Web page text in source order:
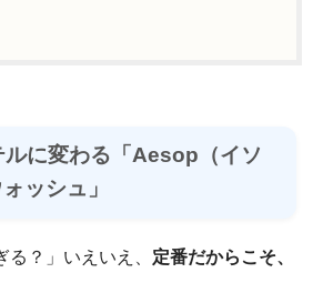
ルに変わる「Aesop（イソ
ッシュ」
る？」いえいえ、 定番だからこそ、